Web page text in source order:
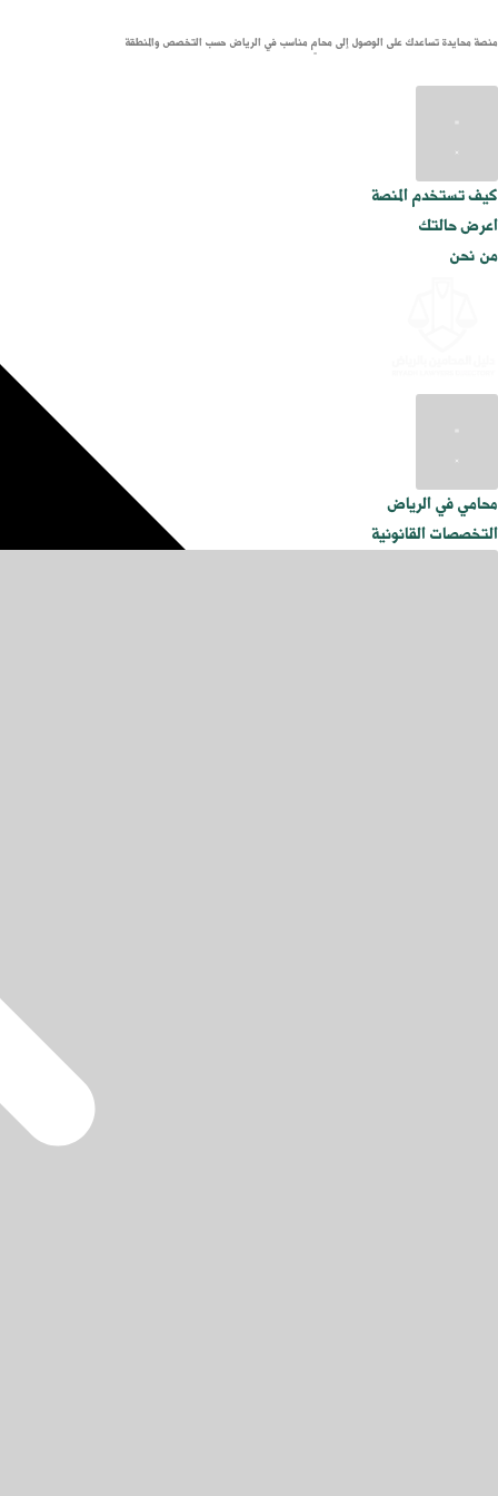
منصة محايدة تساعدك على الوصول إلى محامٍ مناسب في الرياض حسب التخصص والمنطقة
كيف تستخدم المنصة
اعرض حالتك
من نحن
محامي في الرياض
التخصصات القانونية